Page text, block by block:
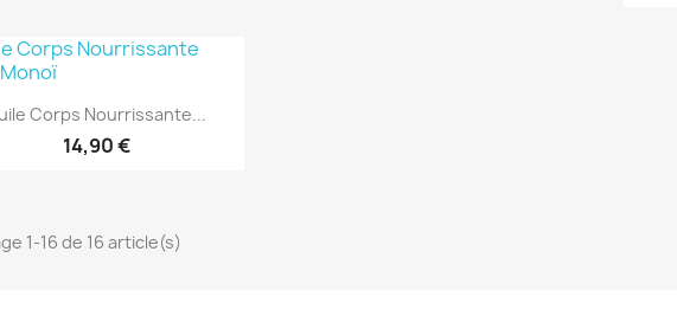
Aperçu rapide
Corps Nourrissante...
14,90 €
1-16 de 16 article(s)